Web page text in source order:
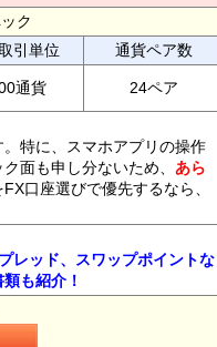
ク
引単位
通貨ペア数
通貨 24ペア
特に、スマホアプリの操作
面も申し分ないため、 あら
口座選びで優先するなら、
レッド、スワップポイントな
も紹介！